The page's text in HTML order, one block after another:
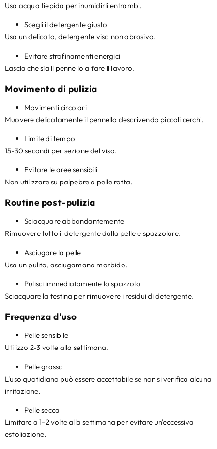
Usa acqua tiepida per inumidirli entrambi.
Scegli il detergente giusto
Usa un delicato, detergente viso non abrasivo.
Evitare strofinamenti energici
Lascia che sia il pennello a fare il lavoro.
Movimento di pulizia
Movimenti circolari
Muovere delicatamente il pennello descrivendo piccoli cerchi.
Limite di tempo
15-30 secondi per sezione del viso.
Evitare le aree sensibili
Non utilizzare su palpebre o pelle rotta.
Routine post-pulizia
Sciacquare abbondantemente
Rimuovere tutto il detergente dalla pelle e spazzolare.
Asciugare la pelle
Usa un pulito, asciugamano morbido.
Pulisci immediatamente la spazzola
Sciacquare la testina per rimuovere i residui di detergente.
Frequenza d'uso
Pelle sensibile
Utilizzo 2-3 volte alla settimana.
Pelle grassa
L'uso quotidiano può essere accettabile se non si verifica alcuna
irritazione.
Pelle secca
Limitare a 1-2 volte alla settimana per evitare un'eccessiva
esfoliazione.